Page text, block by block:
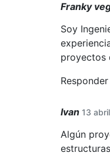
Franky
Soy
proyectos
Responder
Ivan 13
Algún